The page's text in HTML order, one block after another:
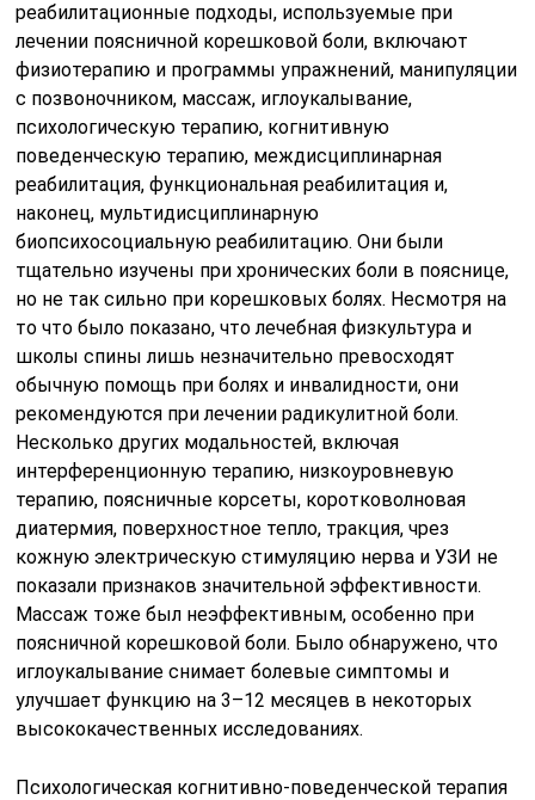
реабилитационные подходы, используемые при
лечении поясничной корешковой боли, включают
физиотерапию и программы упражнений, манипуляции
с позвоночником, массаж, иглоукалывание,
психологическую терапию, когнитивную
поведенческую терапию, междисциплинарная
реабилитация, функциональная реабилитация и,
наконец, мультидисциплинарную
биопсихосоциальную реабилитацию. Они были
тщательно изучены при хронических боли в пояснице,
но не так сильно при корешковых болях. Несмотря на
то что было показано, что лечебная физкультура и
школы спины лишь незначительно превосходят
обычную помощь при болях и инвалидности, они
рекомендуются при лечении радикулитной боли.
Несколько других модальностей, включая
интерференционную терапию, низкоуровневую
терапию, поясничные корсеты, коротковолновая
диатермия, поверхностное тепло, тракция, чрез
кожную электрическую стимуляцию нерва и УЗИ не
показали признаков значительной эффективности.
Массаж тоже был неэффективным, особенно при
поясничной корешковой боли. Было обнаружено, что
иглоукалывание снимает болевые симптомы и
улучшает функцию на 3–12 месяцев в некоторых
высококачественных исследованиях.
Психологическая когнитивно-поведенческой терапия